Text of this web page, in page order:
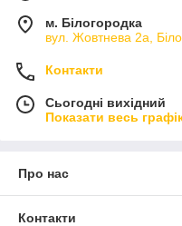
м. Білогородка
вул. Жовтнева 2а,
Контакти
Сьогодні вихідний
Показати весь
Про нас
Контакти